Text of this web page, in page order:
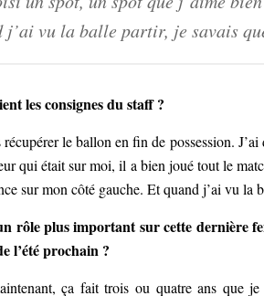
j’ai vu la balle partir, je savais
les consignes du staff ?
le ballon en fin de possession.
qui était sur moi, il a bien joué tout le
sur mon côté gauche. Et quand j’ai vu la
rôle plus important sur cette dernière
l’été prochain ?
ça fait trois ou quatre ans que